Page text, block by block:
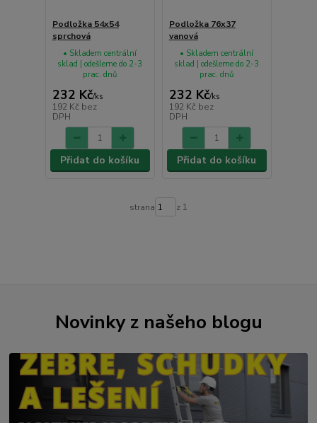
Podložka 54x54
sprchová
232 Kč/ks
192 Kč bez
DPH
• Skladem centrální
sklad | odešleme do 2-3
prac. dnů
Přidat do košíku
Podložka 76x37
vanová
232 Kč/ks
192 Kč bez
DPH
• Skladem centrální
sklad | odešleme do 2-3
prac. dnů
Přidat do košíku
strana z 1
Novinky z našeho blogu